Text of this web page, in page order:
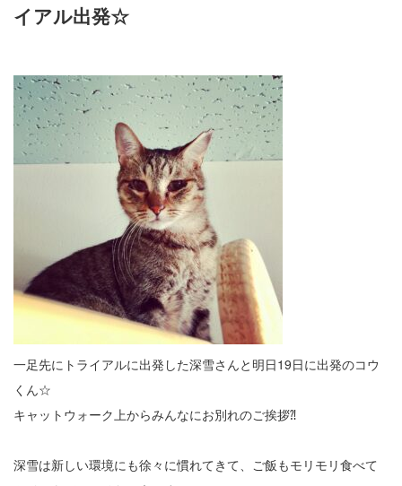
イアル出発☆
一足先にトライアルに出発した深雪さんと明日19日に出発のコウ
くん☆
キャットウォーク上からみんなにお別れのご挨拶⁈
深雪は新しい環境にも徐々に慣れてきて、ご飯もモリモリ食べて
店舗情報